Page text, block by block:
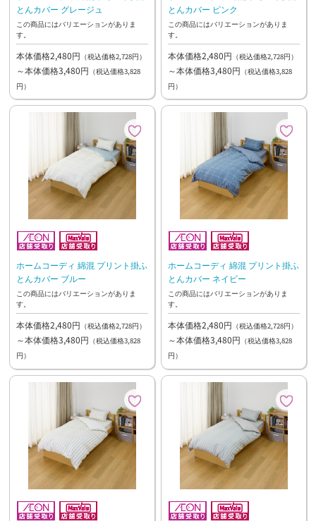
とんカバー グレージュ
この商品にはバリエーションがありま
す。
本体価格2,480円 （税込価格2,728円）
～本体価格3,480円 （税込価格3,828
円）
とんカバー ピンク
この商品にはバリエーションがありま
す。
本体価格2,480円 （税込価格2,728円）
～本体価格3,480円 （税込価格3,828
円）
ホームコーディ 綿混 プリント掛ふ
とんカバー ブルー
この商品にはバリエーションがありま
す。
本体価格2,480円 （税込価格2,728円）
～本体価格3,480円 （税込価格3,828
円）
ホームコーディ 綿混 プリント掛ふ
とんカバー ネイビー
この商品にはバリエーションがありま
す。
本体価格2,480円 （税込価格2,728円）
～本体価格3,480円 （税込価格3,828
円）